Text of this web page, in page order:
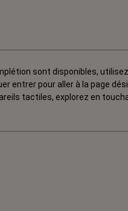
sont disponibles, utilisez
entrer pour aller à la page
tactiles, explorez en